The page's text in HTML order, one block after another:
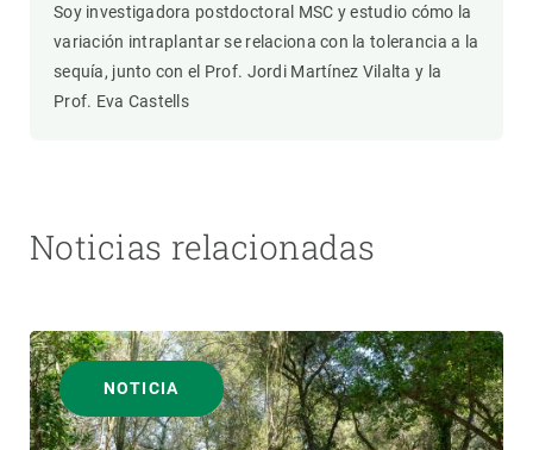
Soy investigadora postdoctoral MSC y estudio cómo la
variación intraplantar se relaciona con la tolerancia a la
sequía, junto con el Prof. Jordi Martínez Vilalta y la
Prof. Eva Castells
Noticias relacionadas
NOTICIA